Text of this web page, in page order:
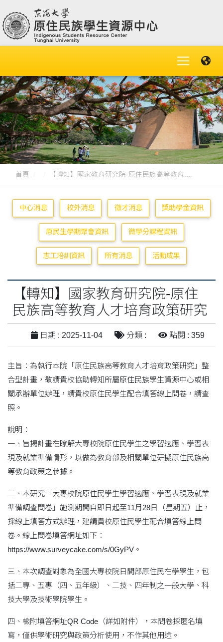
首頁 【轉知】國家教育研究院-原住民族高等教育....
中心消息 校外消息 徵才消息 獎助學金資訊
原民生學期聚會資訊 微學分課程資訊
志工培訓資訊 所有消息 活動成果
【轉知】國家教育研究院-原住
民族高等教育人才培育政策研究
日期 : 2025-11-04 分類 : 點閱 : 359
主旨：為執行本院「原住民族高等教育人才培育政策研究」整
合型計畫，敬請貴校協助轉知所屬原住民族學生資源中心或相
關承辦單位辦理，請貴校原住民學生配合填答線上問卷，請查
照。
說明：
一、旨揭計畫在瞭解大專校院原住民學生之學習適應、學習表
現及就業準備情形，以做為教育部及相關單位研擬原住民族高
等教育政策之參據。
二、本研究「大專校院原住民學生學習適應、學習表現及就業
準備調查問卷」施測期間自即日起至11月28日（星期五）止，
採線上填答方式辦理，建請貴校原住民學生配合填答線上問
卷。線上問卷填答網址如下：
https://www.surveycake.com/s/0GyPV。
三、本次調查對象為全國大專校院日間部原住民在學學生，包
括二專、五專（四、五年級）、二技、四年制之一般大學、科
技大學及技術學院學生。
四、檢附填答網址QR Code（詳如附件），本問卷採匿名填
寫，僅供學術研究與政策分析使用，不作其他用途。